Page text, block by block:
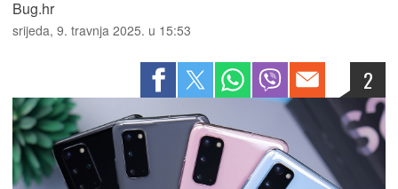
Bug.hr
srijeda, 9. travnja 2025. u 15:53
2